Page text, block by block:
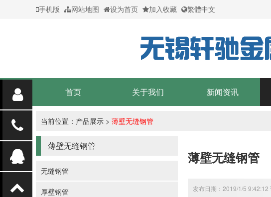
手机版 网站地图 设为首页 加入收藏 繁體中文
首页 关于我们 新闻资讯
当前位置： 产品展示 > 薄壁无缝钢管
薄壁无缝钢管
无缝钢管
厚壁钢管
薄壁无缝钢管
发布日期：2019/1/5 9:42:12